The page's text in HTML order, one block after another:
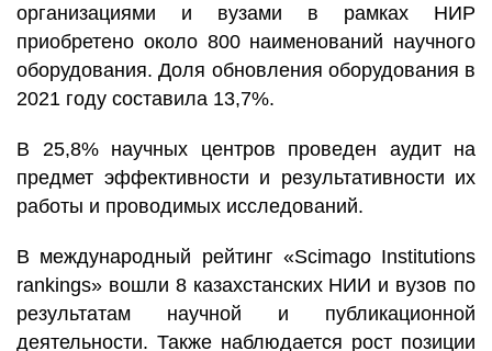
организациями и вузами в рамках НИР
приобретено около 800 наименований научного
оборудования. Доля обновления оборудования в
2021 году составила 13,7%.
В 25,8% научных центров проведен аудит на
предмет эффективности и результативности их
работы и проводимых исследований.
В международный рейтинг «Scimago Institutions
rankings» вошли 8 казахстанских НИИ и вузов по
результатам научной и публикационной
деятельности. Также наблюдается рост позиции